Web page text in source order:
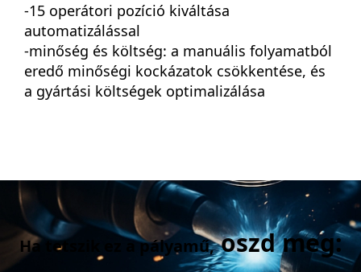
-15 operátori pozíció kiváltása
automatizálással
-minőség és költség: a manuális folyamatból
eredő minőségi kockázatok csökkentése, és
a gyártási költségek optimalizálása
Ha tetszik ez a pályamű, oszd meg: